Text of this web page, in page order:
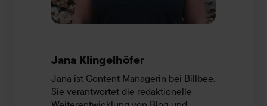
Jana Klingelhöfer
Jana ist Content Managerin bei Billbee.
Sie verantwortet die redaktionelle